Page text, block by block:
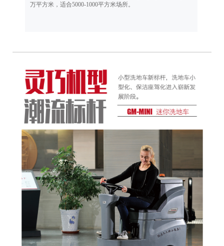
万平方米，适合5000-1000平方米场所。